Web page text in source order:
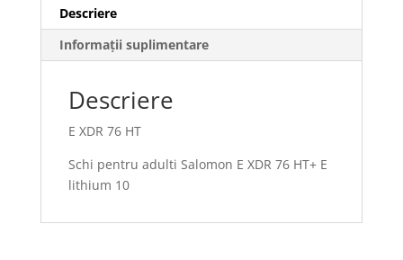
Descriere
Informații suplimentare
Descriere
E XDR 76 HT
Schi pentru adulti Salomon E XDR 76 HT+ E
lithium 10